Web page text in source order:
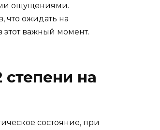
ощущениями.
что ожидать на
этот важный момент.
степени на
состояние, при